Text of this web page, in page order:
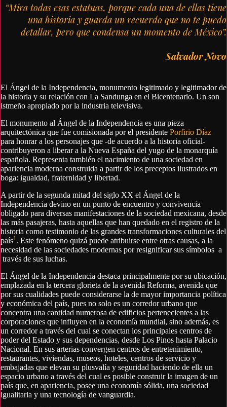
“Mira todas esas estatuas, porque cada una de ellas tiene
una historia y guarda un recuerdo que no te puedo
detallar, pero que condensa un momento de México”.
Salvador Novo
El Ángel de la Independencia, monumento legitimado y legitimador de
la historia y su relación con La Sandunga en el Bicentenario. Un son
istmeño apropiado por la industria televisiva.
El monumento al Ángel de la Independencia es una pieza
arquitectónica que fue comisionada por el presidente Porfirio Díaz
para honrar a los personajes que -de acuerdo a la historia oficial-
contribuyeron a liberar a la Nueva España del yugo de la monarquía
española. Representa también el nacimiento de una sociedad en
apariencia moderna construida a partir de los preceptos ilustrados en
boga: igualdad, fraternidad y libertad.
A partir de la segunda mitad del siglo XX el Ángel de la
Independencia devino en un punto de encuentro y convivencia
obligado para diversas manifestaciones de la sociedad mexicana, desde
las más pasajeras, hasta aquellas que han quedado en el registro de la
historia como testimonio de las grandes transformaciones culturales del
país1. Este fenómeno quizá puede atribuirse entre otras causas, a la
necesidad de las sociedades modernas por resignificar sus símbolos a
través de sus luchas.
El Ángel de la Independencia destaca principalmente por su ubicación,
emplazada en la tercera glorieta de la avenida Reforma, avenida que
por sus cualidades puede considerarse la de mayor importancia política
y económica del país, pues no solo es un corredor urbano que
concentra una cantidad numerosa de edificios pertenecientes a las
corporaciones que influyen en la economía mundial, sino además, es
un corredor a través del cual se conectan los principales centros de
poder del Estado y sus dependencias, desde Los Pinos hasta Palacio
Nacional. En sus arterias convergen centros de entretenimiento,
restaurantes, viviendas, museos, hoteles, centros de servicio y
embajadas que elevan su plusvalía y seguridad haciendo de ella un
espacio urbano a través del cual es posible construir la imagen de un
país que, en apariencia, posee una economía sólida, una sociedad
igualitaria y una tecnología de vanguardia.